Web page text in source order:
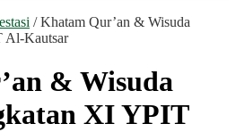
/Khatam Qur’an & Wisuda
Al-Kautsar
& Wisuda
XI YPIT